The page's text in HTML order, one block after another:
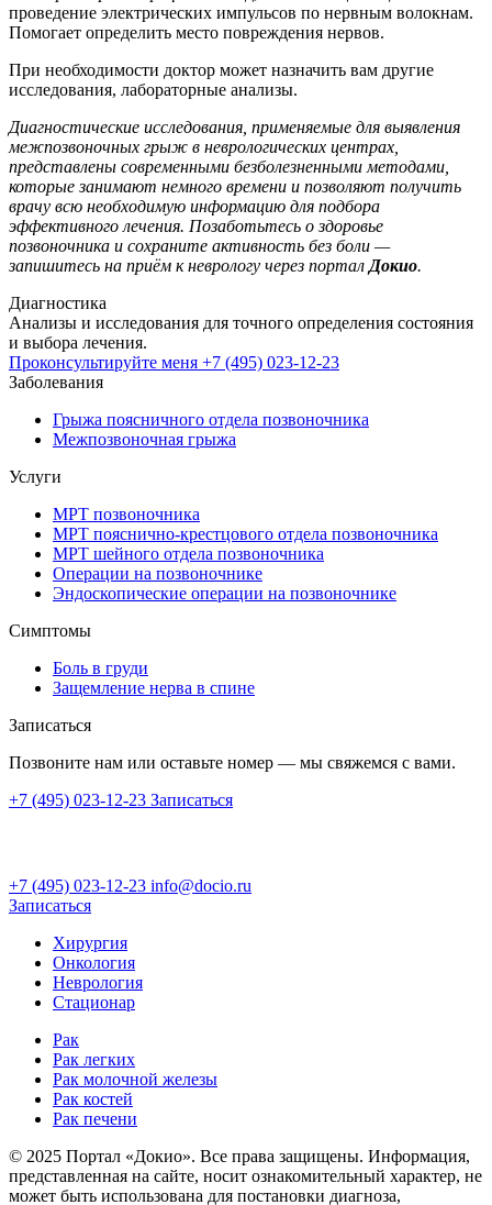
проведение электрических импульсов по нервным волокнам.
Помогает определить место повреждения нервов.
При необходимости доктор может назначить вам другие
исследования, лабораторные анализы.
Диагностические исследования, применяемые для выявления
межпозвоночных грыж в неврологических центрах,
представлены современными безболезненными методами,
которые занимают немного времени и позволяют получить
врачу всю необходимую информацию для подбора
эффективного лечения. Позаботьтесь о здоровье
позвоночника и сохраните активность без боли —
запишитесь на приём к неврологу через портал Докио.
Диагностика
Анализы и исследования для точного определения состояния
и выбора лечения.
Проконсультируйте меня +7 (495) 023-12-23
Заболевания
Грыжа поясничного отдела позвоночника
Межпозвоночная грыжа
Услуги
МРТ позвоночника
МРТ пояснично-крестцового отдела позвоночника
МРТ шейного отдела позвоночника
Операции на позвоночнике
Эндоскопические операции на позвоночнике
Симптомы
Боль в груди
Защемление нерва в спине
Записаться
Позвоните нам или оставьте номер — мы свяжемся с вами.
+7 (495) 023-12-23 Записаться
+7 (495) 023-12-23 info@docio.ru
Записаться
Хирургия
Онкология
Неврология
Стационар
Рак
Рак легких
Рак молочной железы
Рак костей
Рак печени
© 2025 Портал «Докио». Все права защищены. Информация,
представленная на сайте, носит ознакомительный характер, не
может быть использована для постановки диагноза,